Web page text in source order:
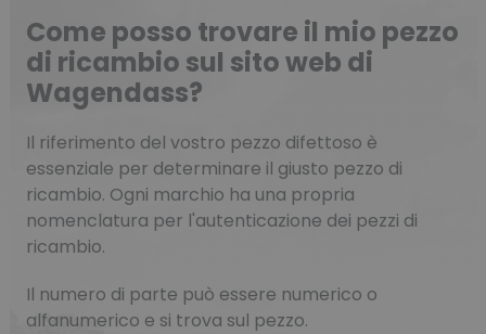
Come posso trovare il mio pezzo
di ricambio sul sito web di
Wagendass?
Il riferimento del vostro pezzo difettoso è
essenziale per determinare il giusto pezzo di
ricambio. Ogni marchio ha una propria
nomenclatura per l'autenticazione dei pezzi di
ricambio.
Il numero di parte può essere numerico o
alfanumerico e si trova sul pezzo.